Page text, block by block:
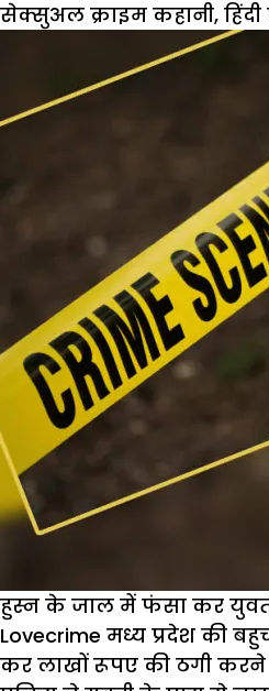
सेक्सुअल क्राइम कहानी,
हुस्न के जाल में फंसा कर
Lovecrime मध्य प्रदेश की
कर लाखों रूपए की ठगी करने